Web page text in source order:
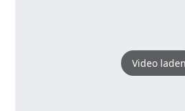
Video laden